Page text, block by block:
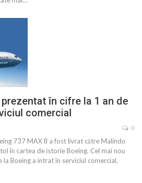
în cifre la 1 an de
comercial
0
737 MAX 8 a fost livrat către Malindo
în cartea de istorie Boeing. Cel mai nou
la Boeing a intrat în serviciul comercial,